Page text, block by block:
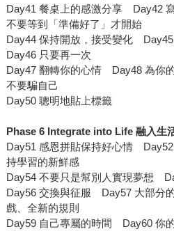
Day41 餐桌上的感激分享 Day42
不要等到「準備好了」才開始
Day44 保持開放，接受變化
Day46 只要再一次
Day47 翻轉你的心情 Day48 為你
不要騙自己
Day50 聰明地貼上標籤
Phase 6 Integrate into Life 融入生
Day51 感恩拼貼保持好心情
持學習的新鮮感
Day54 不要只是幫別人實現夢想
Day56 交換與征服 Day57 大部分
戲、全新的規則
Day59 自己專屬的時間 Day60 你